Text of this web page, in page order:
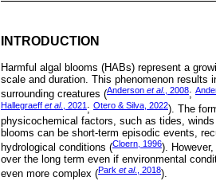
INTRODUCTION
Harmful algal blooms (HABs) represent a
scale and duration. This phenomenon results
surrounding creatures (Anderson et al., 2008;
Hallegraeff et al., 2021 ; Otero & Silva, 2022). The
physicochemical factors, such as tides,
blooms can be short-term episodic events,
hydrological conditions (Cloern, 1996).
over the long term even if environmental
even more complex (Park et al., 2018).